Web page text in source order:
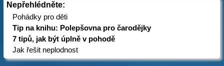
Nepřehlédněte:
Pohádky pro děti
Tip na knihu: Polepšovna pro čarodějky
7 tipů, jak být úplně v pohodě
Jak řešit neplodnost